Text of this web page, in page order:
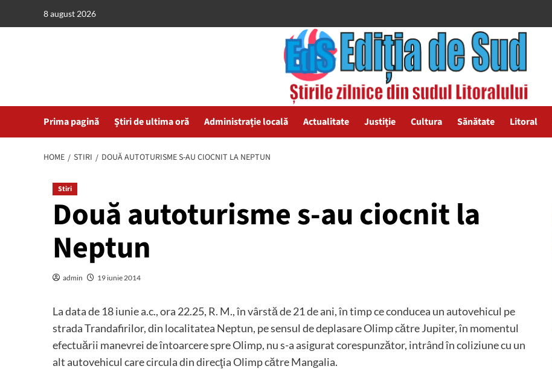
8 august 2026
Prima pagină Știri de ultima oră Administrație locală Actualitate Justiție Cultura Sănătate Litoral
HOME STIRI DOUĂ AUTOTURISME S-AU CIOCNIT LA NEPTUN
Stiri
Două autoturisme s-au ciocnit la
Neptun
admin 19 iunie 2014
La data de 18 iunie a.c., ora 22.25, R. M., în vârstă de 21 de ani, în timp ce conducea un autovehicul pe
strada Trandafirilor, din localitatea Neptun, pe sensul de deplasare Olimp către Jupiter, în momentul
efectuării manevrei de întoarcere spre Olimp, nu s-a asigurat corespunzător, intrând în coliziune cu un
alt autovehicul care circula din direcţia Olimp către Mangalia.